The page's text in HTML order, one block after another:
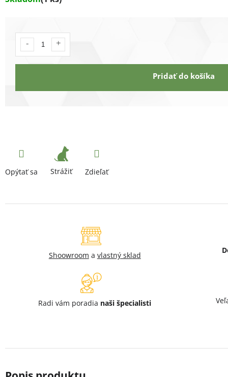
Pridať do košíka
Opýtať sa Strážiť Zdieľať
Shoowroom a vlastný sklad
Radi vám poradia naši špecialisti